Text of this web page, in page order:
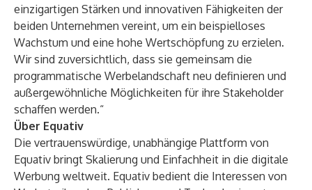
einzigartigen Stärken und innovativen Fähigkeiten der
beiden Unternehmen vereint, um ein beispielloses
Wachstum und eine hohe Wertschöpfung zu erzielen.
Wir sind zuversichtlich, dass sie gemeinsam die
programmatische Werbelandschaft neu definieren und
außergewöhnliche Möglichkeiten für ihre Stakeholder
schaffen werden.“
Über Equativ
Die vertrauenswürdige, unabhängige Plattform von
Equativ bringt Skalierung und Einfachheit in die digitale
Werbung weltweit. Equativ bedient die Interessen von